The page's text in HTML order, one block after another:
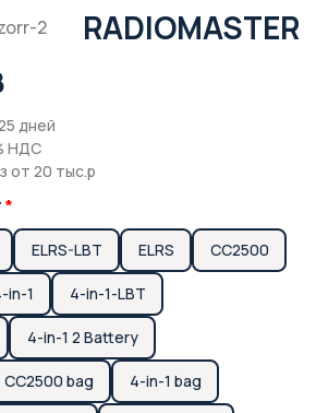
2 RADIOMASTER
дней
НДС
от 20 тыс.р
ELRS-LBT ELRS CC2500
in-1 4-in-1-LBT
4-in-1 2 Battery
CC2500 bag 4-in-1 bag